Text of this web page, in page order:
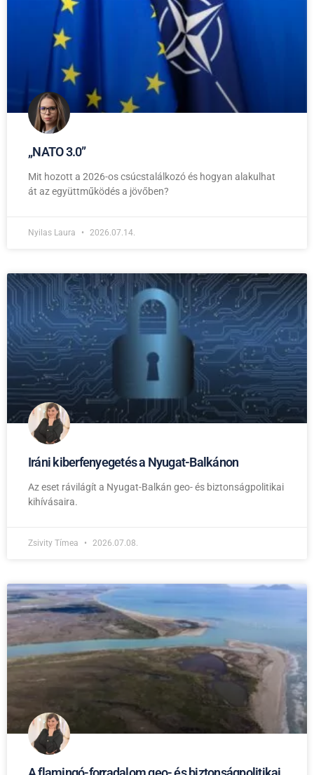
,,NATO 3.0”
Mit hozott a 2026-os csúcstalálkozó és hogyan alakulhat
át az együttműködés a jövőben?
Nyilas Laura 2026.07.14.
Iráni kiberfenyegetés a Nyugat-Balkánon
Az eset rávilágít a Nyugat-Balkán geo- és biztonságpolitikai
kihívásaira.
Zsivity Tímea 2026.07.08.